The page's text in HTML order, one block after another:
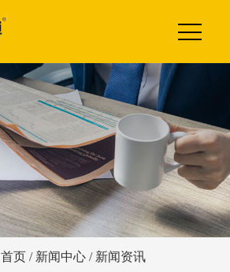
首页/ 新闻中心/ 新闻资讯